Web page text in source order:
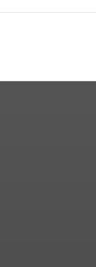
устроивших
жители